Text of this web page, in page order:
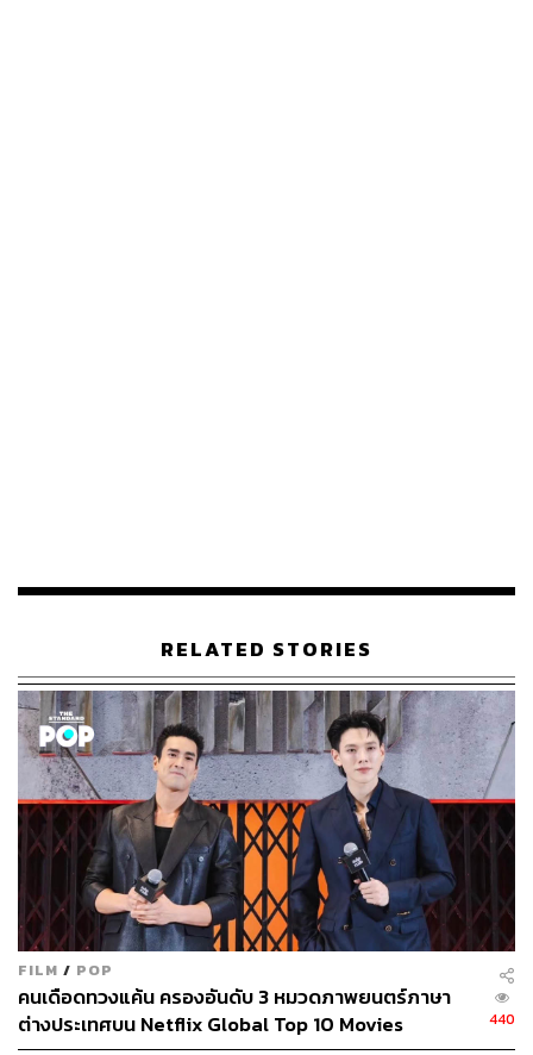
RELATED STORIES
FILM / POP
คนเดือดทวงแค้น ครองอันดับ 3 หมวดภาพยนตร์ภาษา
ต่างประเทศบน Netflix Global Top 10 Movies
440